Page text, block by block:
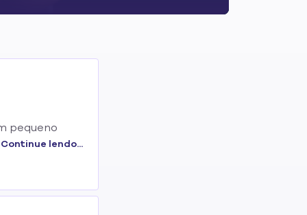
pequeno
após
Continue lendo...